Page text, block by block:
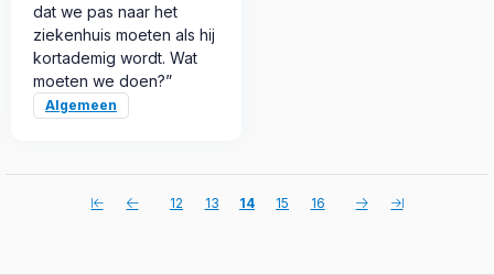
dat we pas naar het
ziekenhuis moeten als hij
kortademig wordt. Wat
moeten we doen?”
Algemeen
12 13 14 15 16